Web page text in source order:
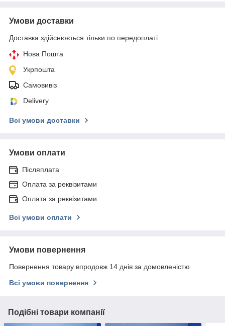
Умови доставки
Доставка здійснюється тільки по передоплаті.
Нова Пошта
Укрпошта
Самовивіз
Delivery
Всі умови доставки
Умови оплати
Післяплата
Оплата за реквізитами
Оплата за реквізитами
Всі умови оплати
Умови повернення
Повернення товару впродовж 14 днів за домовленістю
Всі умови повернення
Подібні товари компанії